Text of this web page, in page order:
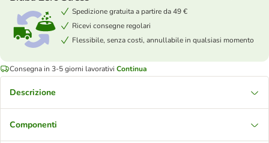
Spedizione gratuita a partire da 49 €
Ricevi consegne regolari
Flessibile, senza costi, annullabile in qualsiasi momento
Consegna in 3-5 giorni lavorativi Continua
Descrizione
Componenti